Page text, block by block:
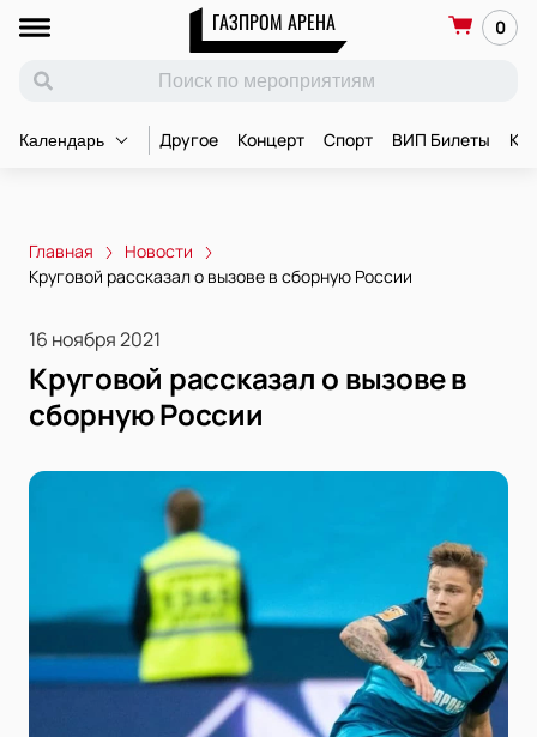
ГАЗПРОМ АРЕНА 0
Календарь Другое Концерт Спорт ВИП Билеты
Главная
Новости
Круговой рассказал о вызове в сборную России
16 ноября 2021
Круговой рассказал о вызове в
сборную России